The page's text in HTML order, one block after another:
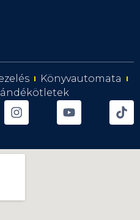
Könyvautomata